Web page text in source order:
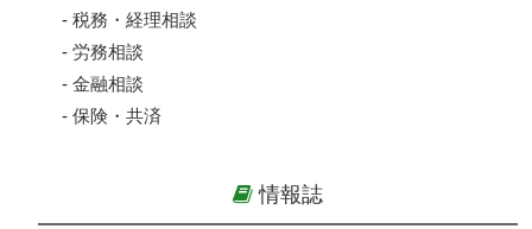
- 税務・経理相談
- 労務相談
- 金融相談
- 保険・共済
情報誌